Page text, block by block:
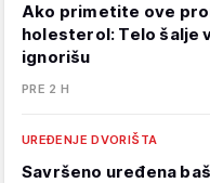
Ako primetite ove
holesterol: Telo šalje
ignorišu
PRE 2 H
UREĐENJE DVORIŠTA
Savršeno uređena